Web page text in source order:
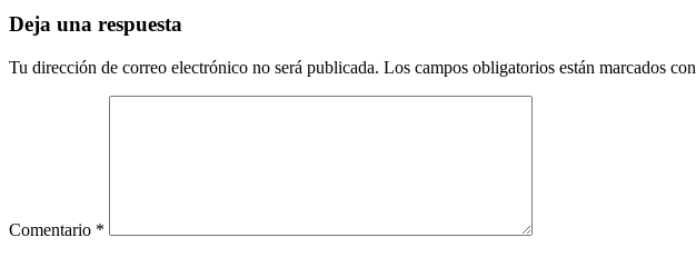
Deja una respuesta
Tu dirección de correo electrónico no será publicada. Los campos obligatorios están marcados con
Comentario *